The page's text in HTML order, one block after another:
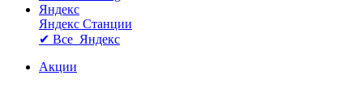
Яндекс
Яндекс Станции
✔ Все Яндекс
Акции